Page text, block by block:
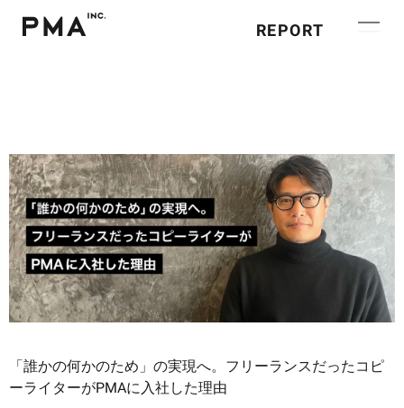
REPORT
「誰かの何かのため」の実現へ。フリーランスだったコピ
ーライターがPMAに入社した理由